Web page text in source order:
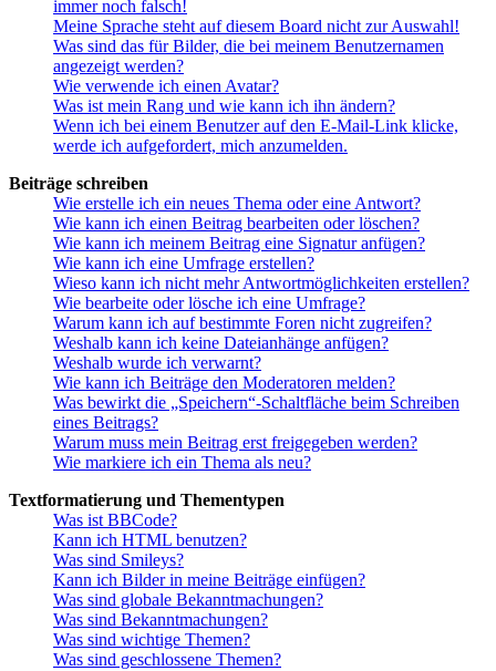
immer noch falsch!
Meine Sprache steht auf diesem Board nicht zur Auswahl!
Was sind das für Bilder, die bei meinem Benutzernamen
angezeigt werden?
Wie verwende ich einen Avatar?
Was ist mein Rang und wie kann ich ihn ändern?
Wenn ich bei einem Benutzer auf den E-Mail-Link klicke,
werde ich aufgefordert, mich anzumelden.
Beiträge schreiben
Wie erstelle ich ein neues Thema oder eine Antwort?
Wie kann ich einen Beitrag bearbeiten oder löschen?
Wie kann ich meinem Beitrag eine Signatur anfügen?
Wie kann ich eine Umfrage erstellen?
Wieso kann ich nicht mehr Antwortmöglichkeiten erstellen?
Wie bearbeite oder lösche ich eine Umfrage?
Warum kann ich auf bestimmte Foren nicht zugreifen?
Weshalb kann ich keine Dateianhänge anfügen?
Weshalb wurde ich verwarnt?
Wie kann ich Beiträge den Moderatoren melden?
Was bewirkt die „Speichern“-Schaltfläche beim Schreiben
eines Beitrags?
Warum muss mein Beitrag erst freigegeben werden?
Wie markiere ich ein Thema als neu?
Textformatierung und Thementypen
Was ist BBCode?
Kann ich HTML benutzen?
Was sind Smileys?
Kann ich Bilder in meine Beiträge einfügen?
Was sind globale Bekanntmachungen?
Was sind Bekanntmachungen?
Was sind wichtige Themen?
Was sind geschlossene Themen?